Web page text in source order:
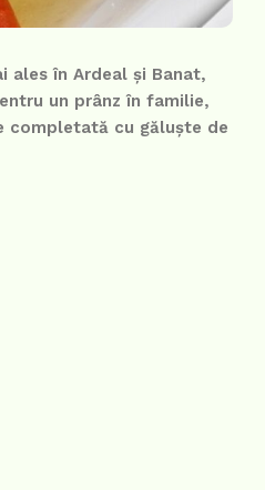
ales în Ardeal și Banat,
un prânz în familie,
completată cu găluște de